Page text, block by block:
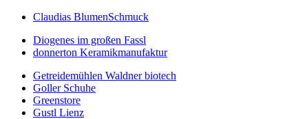
Claudias BlumenSchmuck
Diogenes im großen Fassl
donnerton Keramikmanufaktur
Getreidemühlen Waldner biotech
Goller Schuhe
Greenstore
Gustl Lienz